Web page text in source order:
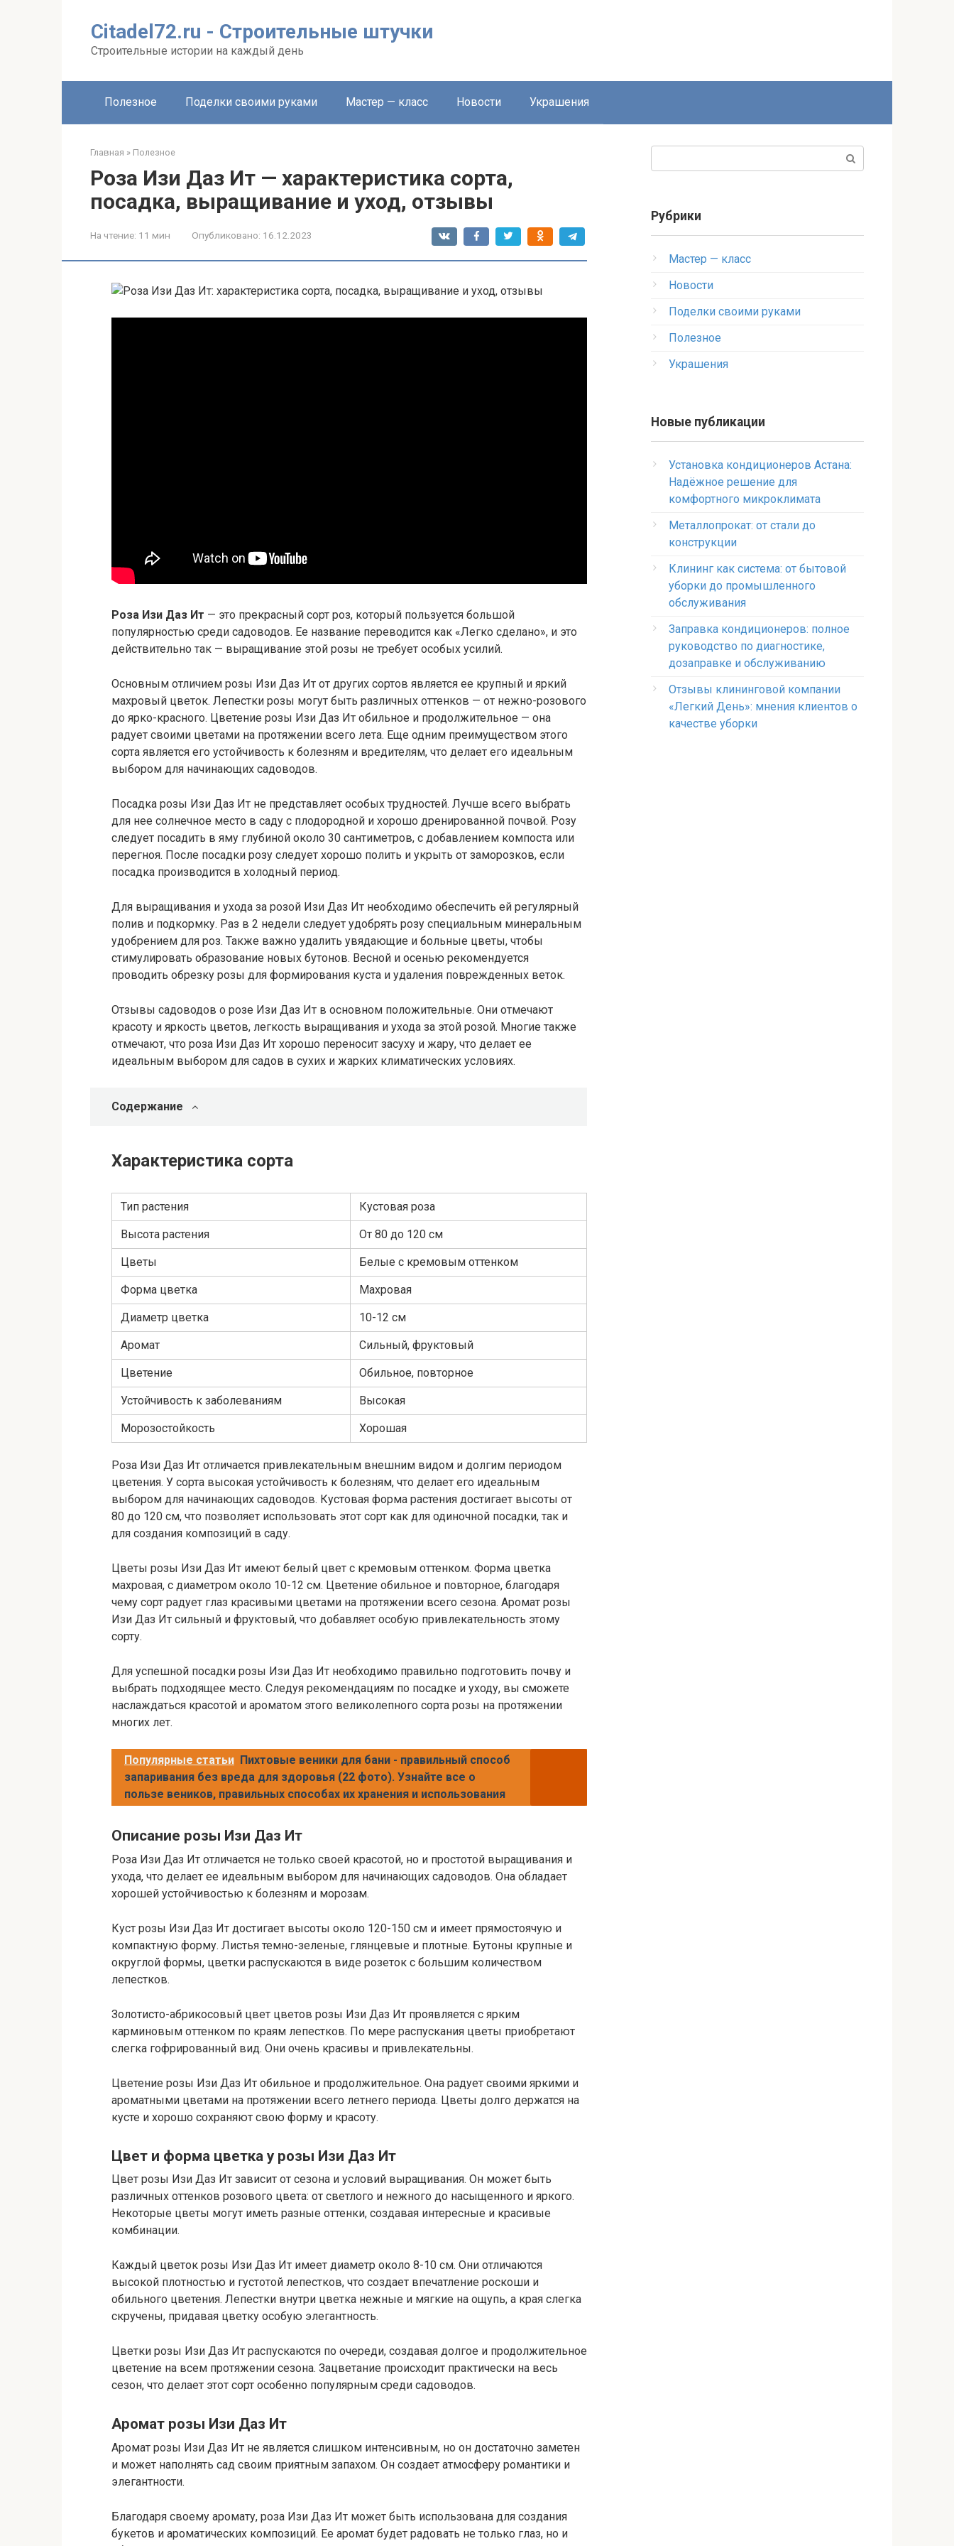
Citadel72.ru - Строительные штучки
Строительные истории на каждый день
Полезное Поделки своими руками Мастер — класс Новости Украшения
Главная » Полезное
Роза Изи Даз Ит — характеристика сорта,
посадка, выращивание и уход, отзывы
На чтение: 11 мин Опубликовано: 16.12.2023
Роза Изи Даз Ит — это прекрасный сорт роз, который пользуется большой
популярностью среди садоводов. Ее название переводится как «Легко сделано», и это
действительно так — выращивание этой розы не требует особых усилий.
Основным отличием розы Изи Даз Ит от других сортов является ее крупный и яркий
махровый цветок. Лепестки розы могут быть различных оттенков — от нежно-розового
до ярко-красного. Цветение розы Изи Даз Ит обильное и продолжительное — она
радует своими цветами на протяжении всего лета. Еще одним преимуществом этого
сорта является его устойчивость к болезням и вредителям, что делает его идеальным
выбором для начинающих садоводов.
Посадка розы Изи Даз Ит не представляет особых трудностей. Лучше всего выбрать
для нее солнечное место в саду с плодородной и хорошо дренированной почвой. Розу
следует посадить в яму глубиной около 30 сантиметров, с добавлением компоста или
перегноя. После посадки розу следует хорошо полить и укрыть от заморозков, если
посадка производится в холодный период.
Для выращивания и ухода за розой Изи Даз Ит необходимо обеспечить ей регулярный
полив и подкормку. Раз в 2 недели следует удобрять розу специальным минеральным
удобрением для роз. Также важно удалить увядающие и больные цветы, чтобы
стимулировать образование новых бутонов. Весной и осенью рекомендуется
проводить обрезку розы для формирования куста и удаления поврежденных веток.
Отзывы садоводов о розе Изи Даз Ит в основном положительные. Они отмечают
красоту и яркость цветов, легкость выращивания и ухода за этой розой. Многие также
отмечают, что роза Изи Даз Ит хорошо переносит засуху и жару, что делает ее
идеальным выбором для садов в сухих и жарких климатических условиях.
Содержание
Характеристика сорта
Тип растения Кустовая роза
Высота растения От 80 до 120 см
Цветы Белые с кремовым оттенком
Форма цветка Махровая
Диаметр цветка 10-12 см
Аромат Сильный, фруктовый
Цветение Обильное, повторное
Устойчивость к заболеваниям Высокая
Морозостойкость Хорошая
Роза Изи Даз Ит отличается привлекательным внешним видом и долгим периодом
цветения. У сорта высокая устойчивость к болезням, что делает его идеальным
выбором для начинающих садоводов. Кустовая форма растения достигает высоты от
80 до 120 см, что позволяет использовать этот сорт как для одиночной посадки, так и
для создания композиций в саду.
Цветы розы Изи Даз Ит имеют белый цвет с кремовым оттенком. Форма цветка
махровая, с диаметром около 10-12 см. Цветение обильное и повторное, благодаря
чему сорт радует глаз красивыми цветами на протяжении всего сезона. Аромат розы
Изи Даз Ит сильный и фруктовый, что добавляет особую привлекательность этому
сорту.
Для успешной посадки розы Изи Даз Ит необходимо правильно подготовить почву и
выбрать подходящее место. Следуя рекомендациям по посадке и уходу, вы сможете
наслаждаться красотой и ароматом этого великолепного сорта розы на протяжении
многих лет.
Популярные статьи Пихтовые веники для бани - правильный способ
запаривания без вреда для здоровья (22 фото). Узнайте все о
пользе веников, правильных способах их хранения и использования
Описание розы Изи Даз Ит
Роза Изи Даз Ит отличается не только своей красотой, но и простотой выращивания и
ухода, что делает ее идеальным выбором для начинающих садоводов. Она обладает
хорошей устойчивостью к болезням и морозам.
Куст розы Изи Даз Ит достигает высоты около 120-150 см и имеет прямостоячую и
компактную форму. Листья темно-зеленые, глянцевые и плотные. Бутоны крупные и
округлой формы, цветки распускаются в виде розеток с большим количеством
лепестков.
Золотисто-абрикосовый цвет цветов розы Изи Даз Ит проявляется с ярким
карминовым оттенком по краям лепестков. По мере распускания цветы приобретают
слегка гофрированный вид. Они очень красивы и привлекательны.
Цветение розы Изи Даз Ит обильное и продолжительное. Она радует своими яркими и
ароматными цветами на протяжении всего летнего периода. Цветы долго держатся на
кусте и хорошо сохраняют свою форму и красоту.
Цвет и форма цветка у розы Изи Даз Ит
Цвет розы Изи Даз Ит зависит от сезона и условий выращивания. Он может быть
различных оттенков розового цвета: от светлого и нежного до насыщенного и яркого.
Некоторые цветы могут иметь разные оттенки, создавая интересные и красивые
комбинации.
Каждый цветок розы Изи Даз Ит имеет диаметр около 8-10 см. Они отличаются
высокой плотностью и густотой лепестков, что создает впечатление роскоши и
обильного цветения. Лепестки внутри цветка нежные и мягкие на ощупь, а края слегка
скручены, придавая цветку особую элегантность.
Цветки розы Изи Даз Ит распускаются по очереди, создавая долгое и продолжительное
цветение на всем протяжении сезона. Зацветание происходит практически на весь
сезон, что делает этот сорт особенно популярным среди садоводов.
Аромат розы Изи Даз Ит
Аромат розы Изи Даз Ит не является слишком интенсивным, но он достаточно заметен
и может наполнять сад своим приятным запахом. Он создает атмосферу романтики и
элегантности.
Благодаря своему аромату, роза Изи Даз Ит может быть использована для создания
букетов и ароматических композиций. Ее аромат будет радовать не только глаз, но и
Рубрики
Мастер — класс
Новости
Поделки своими руками
Полезное
Украшения
Новые публикации
Установка кондиционеров Астана:
Надёжное решение для
комфортного микроклимата
Металлопрокат: от стали до
конструкции
Клининг как система: от бытовой
уборки до промышленного
обслуживания
Заправка кондиционеров: полное
руководство по диагностике,
дозаправке и обслуживанию
Отзывы клининговой компании
«Легкий День»: мнения клиентов о
качестве уборки